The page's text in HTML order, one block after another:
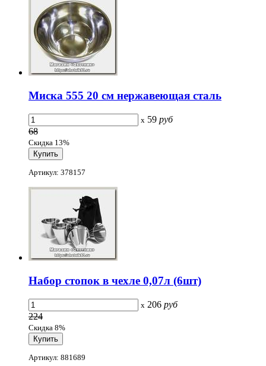
Миска 555 20 см нержавеющая сталь
x 59 руб
68
Скидка 13%
Артикул: 378157
Набор стопок в чехле 0,07л (6шт)
x 206 руб
224
Скидка 8%
Артикул: 881689